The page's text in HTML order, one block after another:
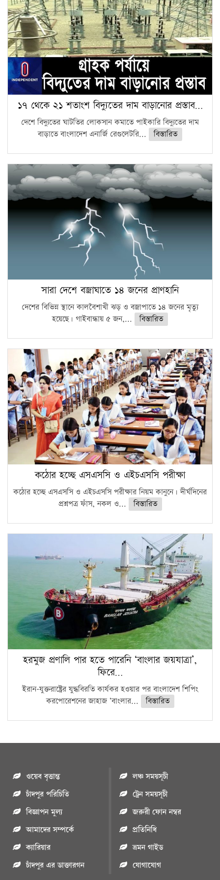
১৭ থেকে ২১ শতাংশ বিদ্যুতের দাম বাড়ানোর প্রস্তাব…
দেশে বিদ্যুতের ঘাটতির লোকসান কমাতে পাইকারি বিদ্যুতের দাম
বাড়াতে বাংলাদেশ এনার্জি রেগুলেটরি...
বিস্তারিত
সারা দেশে বজ্রাঘাতে ১৪ জনের প্রাণহানি
দেশের বিভিন্ন স্থানে কালবৈশাখী ঝড় ও বজ্রাপাতে ১৪ জনের মৃত্যু
হয়েছে। গাইবান্ধায় ৫ জন,...
বিস্তারিত
কঠোর হচ্ছে এসএসসি ও এইচএসসি পরীক্ষা
কঠোর হচ্ছে এসএসসি ও এইচএসসি পরীক্ষার নিয়ম কানুনে। দীর্ঘদিনের
প্রশ্নপত্র ফাঁস, নকল ও...
বিস্তারিত
হরমুজ প্রণালি পার হতে পারেনি ‘বাংলার জয়যাত্রা’,
ফিরে…
ইরান-যুক্তরাষ্ট্রের যুদ্ধবিরতি কার্যকর হওয়ার পর বাংলাদেশ শিপিং
করপোরেশনের জাহাজ ‘বাংলার...
বিস্তারিত
ওয়েব বৃত্তান্ত
চাঁদপুর পরিচিতি
বিজ্ঞাপন মুল্য
আমাদের সম্পর্কে
ক্যারিয়ার
চাঁদপুর এর ডাক্তারগন
লঞ্চ সময়সূচী
ট্রেন সময়সূচী
জরুরী ফোন নম্বর
প্রতিনিধি
ভ্রমন গাইড
যোগাযোগ